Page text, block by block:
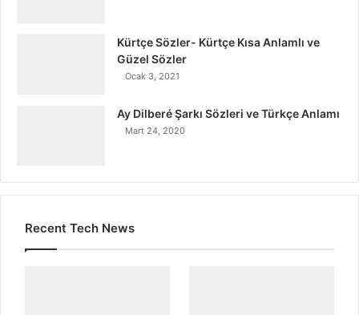
Kürtçe Sözler- Kürtçe Kısa Anlamlı ve
Güzel Sözler
Ocak 3, 2021
Ay Dilberé Şarkı Sözleri ve Türkçe Anlamı
Mart 24, 2020
Recent Tech News